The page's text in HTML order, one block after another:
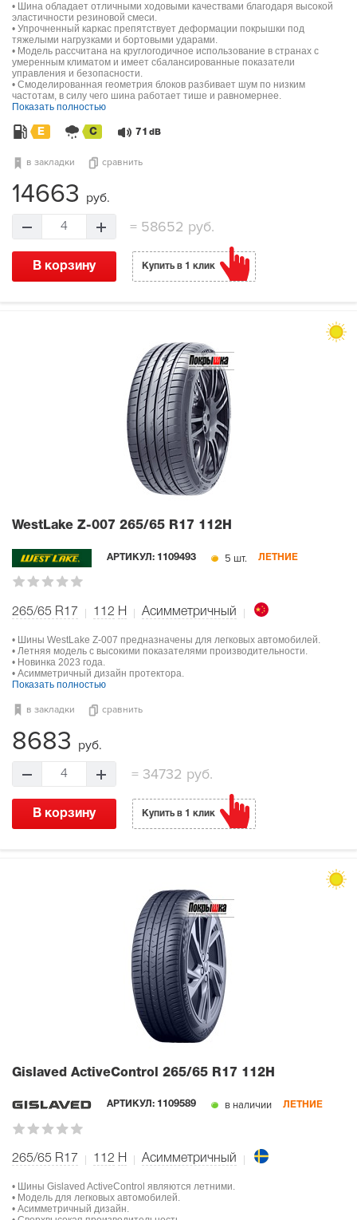
• Шина обладает отличными ходовыми качествами благодаря высокой
эластичности резиновой смеси.
• Упрочненный каркас препятствует деформации покрышки под
тяжелыми нагрузками и бортовыми ударами.
• Модель рассчитана на круглогодичное использование в странах с
умеренным климатом и имеет сбалансированные показатели
управления и безопасности.
• Смоделированная геометрия блоков разбивает шум по низким
частотам, в силу чего шина работает тише и равномернее.
Показать полностью
E C 71 dB
в закладки сравнить
14663 руб.
4 =58652 руб.
В корзину Купить в 1 клик
WestLake Z-007 265/65 R17 112H
АРТИКУЛ: 1109493 5 шт. ЛЕТНИЕ
265/65 R17 112 H Асимметричный
• Шины WestLake Z-007 предназначены для легковых автомобилей.
• Летняя модель с высокими показателями производительности.
• Новинка 2023 года.
• Асимметричный дизайн протектора.
Показать полностью
в закладки сравнить
8683 руб.
4 =34732 руб.
В корзину Купить в 1 клик
Gislaved ActiveControl 265/65 R17 112H
АРТИКУЛ: 1109589 в наличии ЛЕТНИЕ
265/65 R17 112 H Асимметричный
• Шины Gislaved ActiveControl являются летними.
• Модель для легковых автомобилей.
• Асимметричный дизайн.